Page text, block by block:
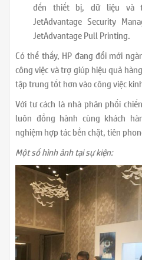
đến thiết bị, dữ liệu và
JetAdvantage Security
JetAdvantage Pull Printing.
Có thể thấy, HP đang đổi mới
công việc và trợ giúp hiệu quả
tập trung tốt hơn vào công việc
Với tư cách là nhà phân phối
luôn đồng hành cùng khách
nghiệm hợp tác bền chặt, tiên
Một số hình ảnh tại sự kiện: